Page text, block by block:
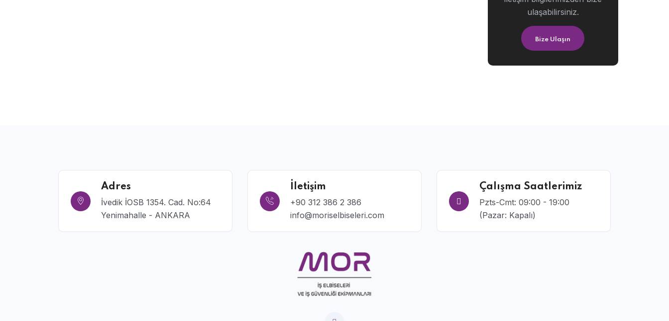
ulaşabilirsiniz.
Bize Ulaşın
Adres
İvedik İOSB 1354. Cad. No:64
Yenimahalle - ANKARA
İletişim
+90 312 386 2 386
info@moriselbiseleri.com
Çalışma Saatlerimiz
Pzts-Cmt: 09:00 - 19:00
(Pazar: Kapalı)